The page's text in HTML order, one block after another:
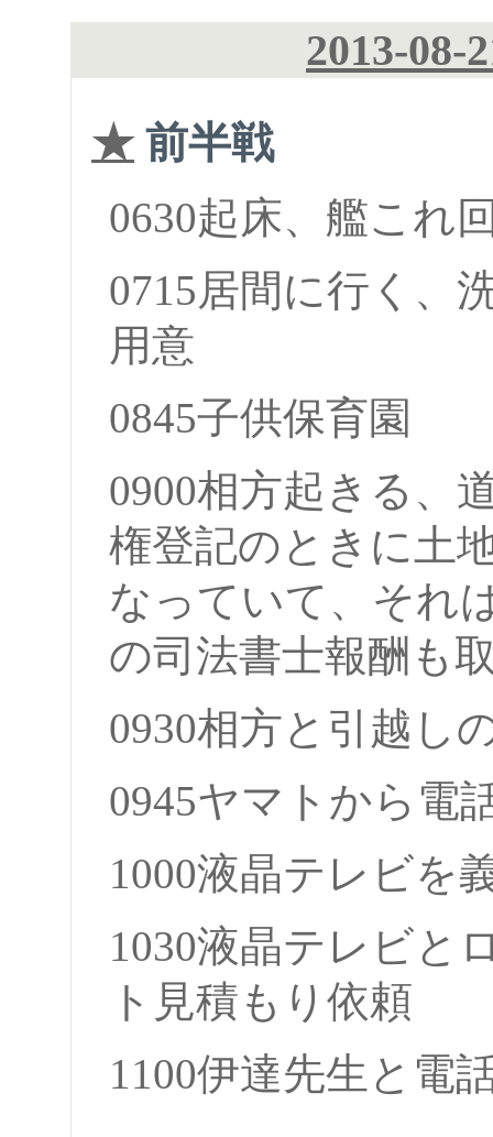
2013-08-
★前半戦
0630起床、艦これ
0715居間に行く、
用意
0845子供保育園
0900相方起きる、
権登記のときに土
なっていて、それ
の司法書士報酬も
0930相方と引越し
0945ヤマトから電
1000液晶テレビを
1030液晶テレビと
ト見積もり依頼
1100伊達先生と電